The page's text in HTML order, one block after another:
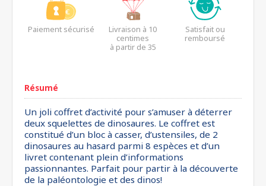
Paiement sécurisé
Livraison à 10
centimes
à partir de 35
Satisfait ou
remboursé
Résumé
Un joli coffret d’activité pour s’amuser à déterrer
deux squelettes de dinosaures. Le coffret est
constitué d’un bloc à casser, d’ustensiles, de 2
dinosaures au hasard parmi 8 espèces et d’un
livret contenant plein d’informations
passionnantes. Parfait pour partir à la découverte
de la paléontologie et des dinos!